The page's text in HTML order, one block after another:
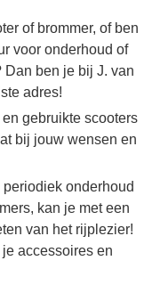
of brommer, of ben
voor onderhoud of
Dan ben je bij J. van
adres!
gebruikte scooters
bij jouw wensen en
onderhoud
kan je met een
van het rijplezier!
accessoires en